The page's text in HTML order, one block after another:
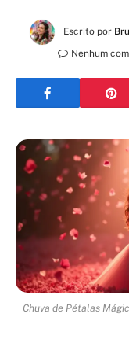
Escrito por
Nenhum
Chuva de Pétalas